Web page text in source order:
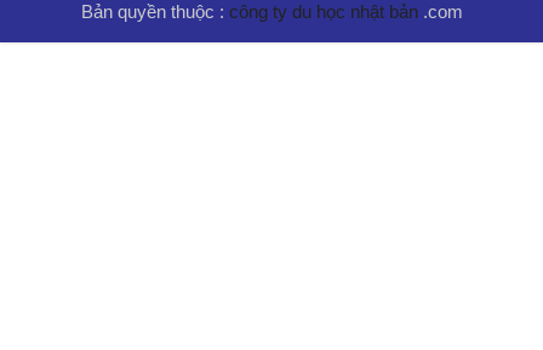
Bản quyền thuộc : công ty du học nhật bản .com